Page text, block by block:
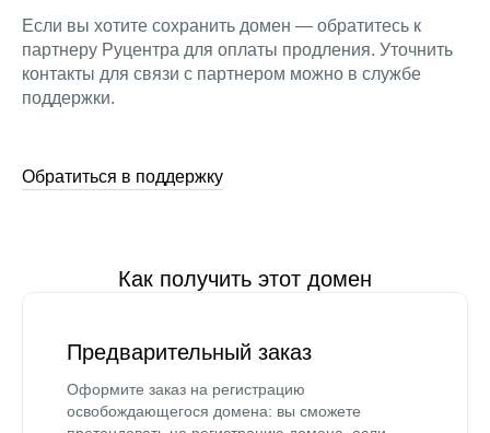
Если вы хотите сохранить домен — обратитесь к
партнеру Руцентра для оплаты продления. Уточнить
контакты для связи с партнером можно в службе
поддержки.
Обратиться в поддержку
Как получить этот домен
Предварительный заказ
Оформите заказ на регистрацию
освобождающегося домена: вы сможете